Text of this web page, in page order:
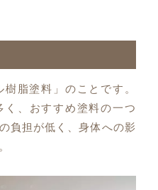
脂塗料」のことです。
く、おすすめ塗料の一つ
負担が低く、身体への影